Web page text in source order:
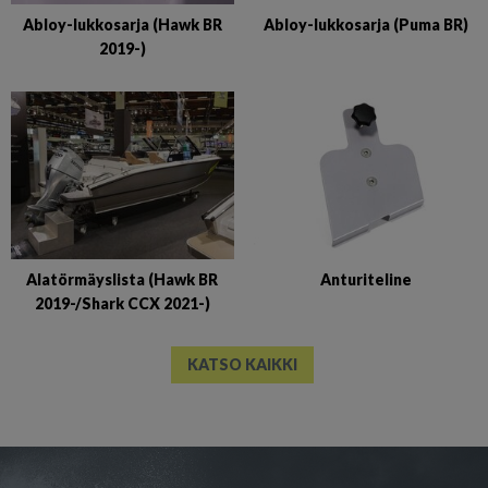
Abloy-lukkosarja (Hawk BR
2019-)
Abloy-lukkosarja (Puma BR)
Alatörmäyslista (Hawk BR
2019-/Shark CCX 2021-)
Anturiteline
KATSO KAIKKI